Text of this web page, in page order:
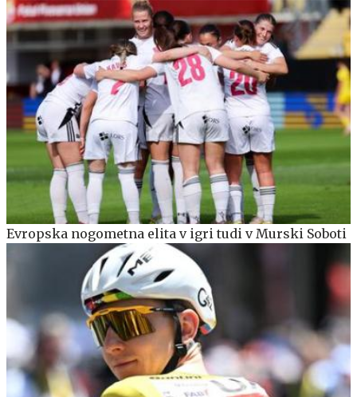
Evropska nogometna elita v igri tudi v Murski Soboti